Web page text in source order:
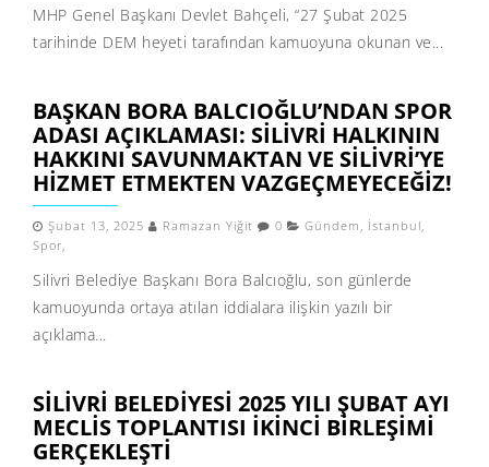
MHP Genel Başkanı Devlet Bahçeli, “27 Şubat 2025
tarihinde DEM heyeti tarafından kamuoyuna okunan ve...
BAŞKAN BORA BALCIOĞLU’NDAN SPOR
ADASI AÇIKLAMASI: SILIVRI HALKININ
HAKKINI SAVUNMAKTAN VE SILIVRI’YE
HIZMET ETMEKTEN VAZGEÇMEYECEĞIZ!
Şubat 13, 2025 Ramazan Yiğit 0 Gündem , İstanbul,
Spor,
Silivri Belediye Başkanı Bora Balcıoğlu, son günlerde
kamuoyunda ortaya atılan iddialara ilişkin yazılı bir
açıklama...
SILIVRI BELEDIYESI 2025 YILI ŞUBAT AYI
MECLIS TOPLANTISI İKINCI BIRLEŞIMI
GERÇEKLEŞTI